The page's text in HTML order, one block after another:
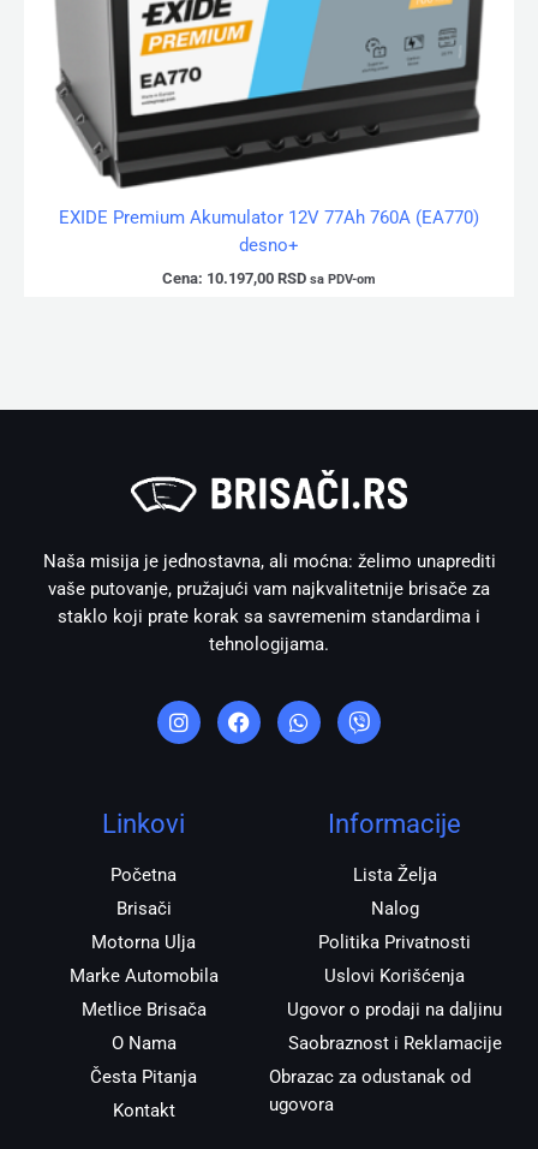
EXIDE Premium Akumulator 12V 77Ah 760A (EA770)
desno+
Cena: 10.197,00 RSD sa PDV-om
Naša misija je jednostavna, ali moćna: želimo unaprediti
vaše putovanje, pružajući vam najkvalitetnije brisače za
staklo koji prate korak sa savremenim standardima i
tehnologijama.
n
s
t
r
a
a
c
e
h
a
t
i
b
e
Linkovi
Početna
Brisači
Motorna Ulja
Marke Automobila
Metlice Brisača
O Nama
Česta Pitanja
Kontakt
Informacije
Lista Želja
Nalog
Politika Privatnosti
Uslovi Korišćenja
Ugovor o prodaji na daljinu
Saobraznost i Reklamacije
Obrazac za odustanak od
ugovora